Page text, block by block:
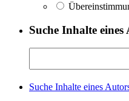
Suche Inhalte eines
Suche Inhalte eines